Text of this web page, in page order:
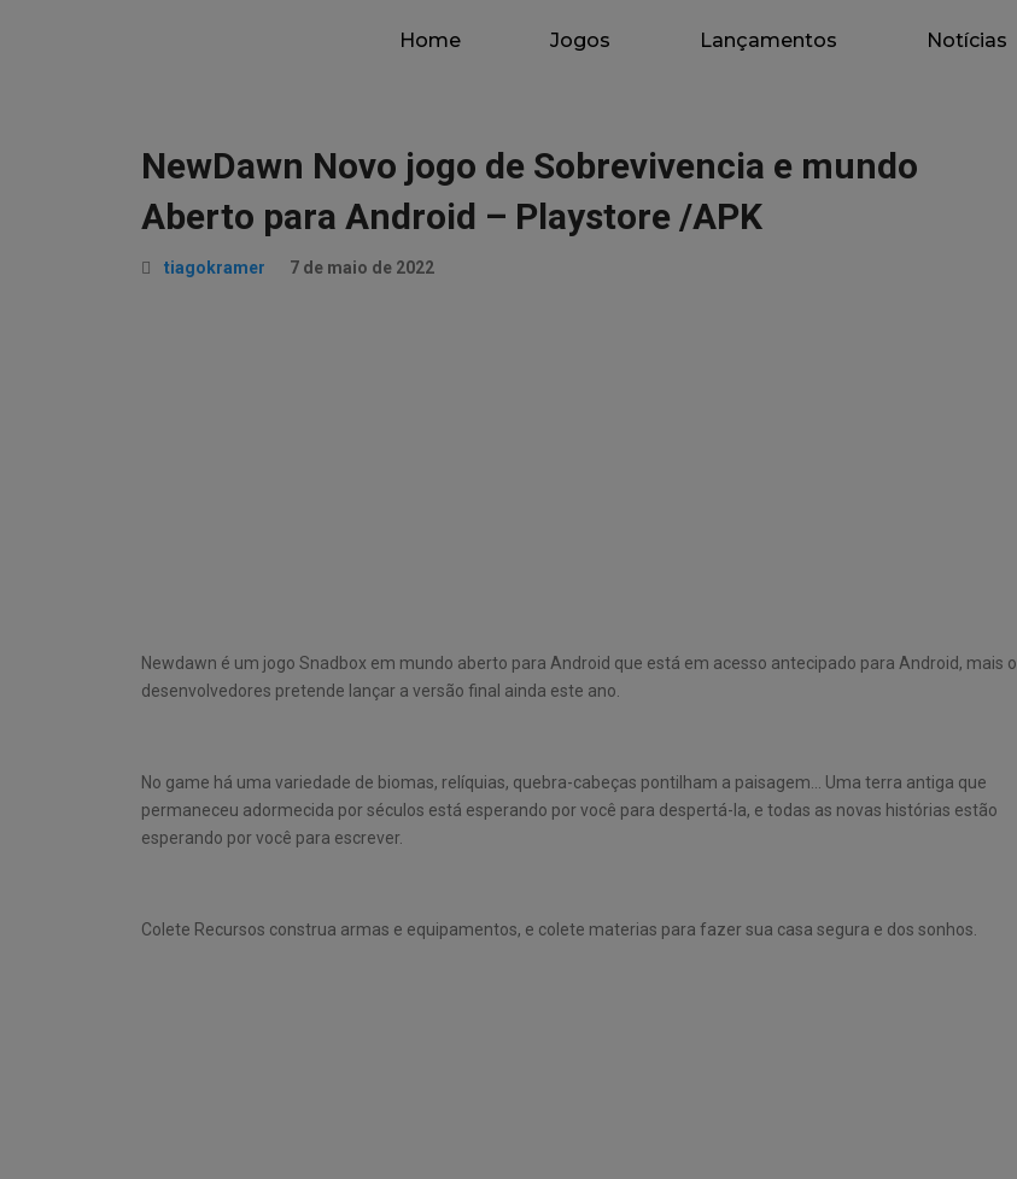
Home Jogos Lançamentos Notícias
NewDawn Novo jogo de Sobrevivencia e mundo
Aberto para Android – Playstore /APK
tiagokramer 7 de maio de 2022
Newdawn é um jogo Snadbox em mundo aberto para Android que está em acesso antecipado para Android, mais o
desenvolvedores pretende lançar a versão final ainda este ano.
No game há uma variedade de biomas, relíquias, quebra-cabeças pontilham a paisagem… Uma terra antiga que
permaneceu adormecida por séculos está esperando por você para despertá-la, e todas as novas histórias estão
esperando por você para escrever.
Colete Recursos construa armas e equipamentos, e colete materias para fazer sua casa segura e dos sonhos.